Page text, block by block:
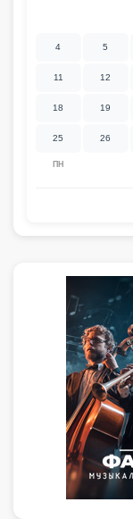
ПН
4 5
11 12
18 19
25 26